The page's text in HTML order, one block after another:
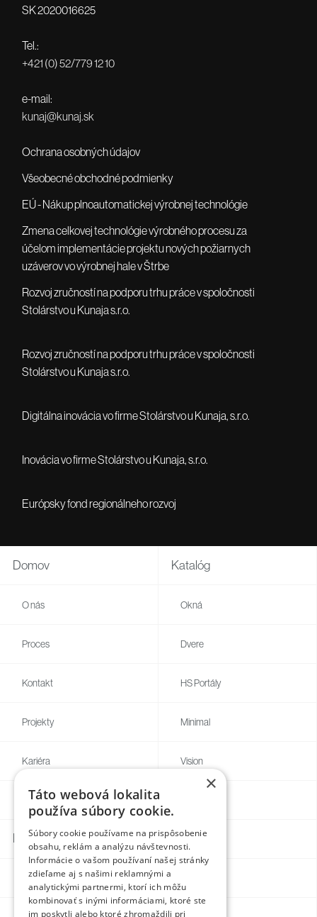
SK 2020016625
Tel.:
+421 (0) 52/779 12 10
e-mail:
kunaj@kunaj.sk
Ochrana osobných údajov
Všeobecné obchodné podmienky
EÚ - Nákup plnoautomatickej výrobnej technológie
Zmena celkovej technológie výrobného procesu za
účelom implementácie projektu nových požiarnych
uzáverov vo výrobnej hale v Štrbe
Rozvoj zručností na podporu trhu práce v spoločnosti
Stolárstvo u Kunaja s.r.o.
Rozvoj zručností na podporu trhu práce v spoločnosti
Stolárstvo u Kunaja s.r.o.
Digitálna inovácia vo firme Stolárstvo u Kunaja, s.r.o.
Inovácia vo firme Stolárstvo u Kunaja, s.r.o.
Európsky fond regionálneho rozvoj
Domov
O nás
Proces
Kontakt
Projekty
Kariéra
Blog
Katalóg
Okná
Dvere
HS Portály
Minimal
Vision
Kontakty
Facebook
×
Táto webová lokalita
používa súbory cookie.
Súbory cookie používame na prispôsobenie
obsahu, reklám a analýzu návštevnosti.
Informácie o vašom používaní našej stránky
zdieľame aj s našimi reklamnými a
analytickými partnermi, ktorí ich môžu
kombinovať s inými informáciami, ktoré ste
im poskytli alebo ktoré zhromaždili pri